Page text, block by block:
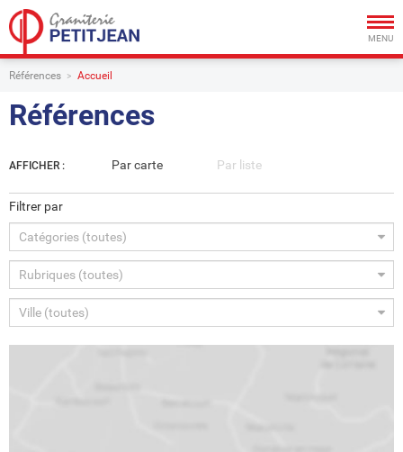
MENU
Références Accueil
Références
AFFICHER : Par carte Par liste
Filtrer par